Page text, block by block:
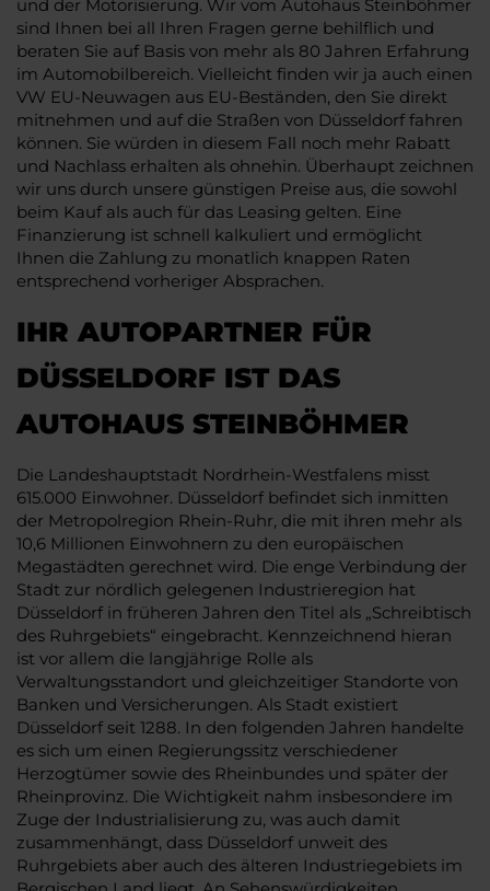
und der Motorisierung. Wir vom Autohaus Steinböhmer
sind Ihnen bei all Ihren Fragen gerne behilflich und
beraten Sie auf Basis von mehr als 80 Jahren Erfahrung
im Automobilbereich. Vielleicht finden wir ja auch einen
VW EU-Neuwagen aus EU-Beständen, den Sie direkt
mitnehmen und auf die Straßen von Düsseldorf fahren
können. Sie würden in diesem Fall noch mehr Rabatt
und Nachlass erhalten als ohnehin. Überhaupt zeichnen
wir uns durch unsere günstigen Preise aus, die sowohl
beim Kauf als auch für das Leasing gelten. Eine
Finanzierung ist schnell kalkuliert und ermöglicht
Ihnen die Zahlung zu monatlich knappen Raten
entsprechend vorheriger Absprachen.
IHR AUTOPARTNER FÜR
DÜSSELDORF IST DAS
AUTOHAUS STEINBÖHMER
Die Landeshauptstadt Nordrhein-Westfalens misst
615.000 Einwohner. Düsseldorf befindet sich inmitten
der Metropolregion Rhein-Ruhr, die mit ihren mehr als
10,6 Millionen Einwohnern zu den europäischen
Megastädten gerechnet wird. Die enge Verbindung der
Stadt zur nördlich gelegenen Industrieregion hat
Düsseldorf in früheren Jahren den Titel als „Schreibtisch
des Ruhrgebiets“ eingebracht. Kennzeichnend hieran
ist vor allem die langjährige Rolle als
Verwaltungsstandort und gleichzeitiger Standorte von
Banken und Versicherungen. Als Stadt existiert
Düsseldorf seit 1288. In den folgenden Jahren handelte
es sich um einen Regierungssitz verschiedener
Herzogtümer sowie des Rheinbundes und später der
Rheinprovinz. Die Wichtigkeit nahm insbesondere im
Zuge der Industrialisierung zu, was auch damit
zusammenhängt, dass Düsseldorf unweit des
Ruhrgebiets aber auch des älteren Industriegebiets im